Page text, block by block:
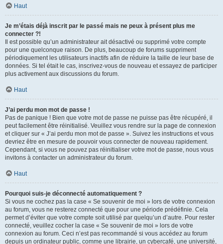
Haut
Je m’étais déjà inscrit par le passé mais ne peux à présent plus me
connecter ?!
Il est possible qu’un administrateur ait désactivé ou supprimé votre compte
pour une quelconque raison. De plus, beaucoup de forums suppriment
périodiquement les utilisateurs inactifs afin de réduire la taille de leur base de
données. Si tel était le cas, inscrivez-vous de nouveau et essayez de participer
plus activement aux discussions du forum.
Haut
J’ai perdu mon mot de passe !
Pas de panique ! Bien que votre mot de passe ne puisse pas être récupéré, il
peut facilement être réinitialisé. Veuillez vous rendre sur la page de connexion
et cliquer sur « J’ai perdu mon mot de passe ». Suivez les instructions et vous
devriez être en mesure de pouvoir vous connecter de nouveau rapidement.
Cependant, si vous ne pouvez pas réinitialiser votre mot de passe, nous vous
invitons à contacter un administrateur du forum.
Haut
Pourquoi suis-je déconnecté automatiquement ?
Si vous ne cochez pas la case « Se souvenir de moi » lors de votre connexion
au forum, vous ne resterez connecté que pour une période prédéfinie. Cela
permet d’éviter que votre compte soit utilisé par quelqu’un d’autre. Pour rester
connecté, veuillez cocher la case « Se souvenir de moi » lors de votre
connexion au forum. Ceci n’est pas recommandé si vous accédez au forum
depuis un ordinateur public, comme une librairie, un cybercafé, une université,